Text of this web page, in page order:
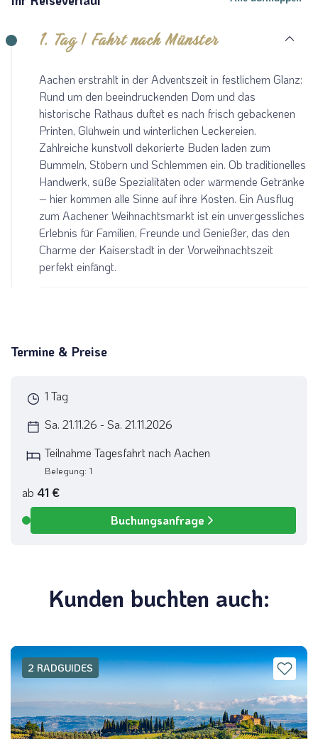
Weihnachtsmarkt in Aachen
Facebook
Twitter
WhatsApp
per E-Mail senden
Link kopieren
1. Tag | Fahrt nach Münster
Aachen erstrahlt in der Adventszeit in festlichem Glanz:
Rund um den beeindruckenden Dom und das
historische Rathaus duftet es nach frisch gebackenen
Printen, Glühwein und winterlichen Leckereien.
Zahlreiche kunstvoll dekorierte Buden laden zum
Bummeln, Stöbern und Schlemmen ein. Ob traditionelles
Handwerk, süße Spezialitäten oder wärmende Getränke
– hier kommen alle Sinne auf ihre Kosten. Ein Ausflug
zum Aachener Weihnachtsmarkt ist ein unvergessliches
Erlebnis für Familien, Freunde und Genießer, das den
Charme der Kaiserstadt in der Vorweihnachtszeit
perfekt einfängt.
Termine & Preise
1 Tag
Sa. 21.11.26 - Sa. 21.11.2026
Teilnahme Tagesfahrt nach Aachen
Belegung: 1
ab 41 €
Verfügbar
Buchungsanfrage
Kunden buchten auch:
2 RADGUIDES